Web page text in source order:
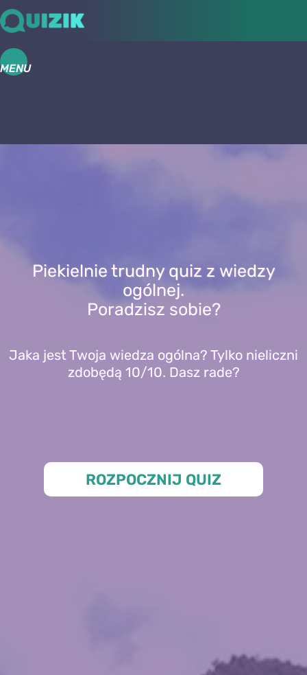
MENU
Piekielnie trudny quiz z wiedzy
ogólnej.
Poradzisz sobie?
Jaka jest Twoja wiedza ogólna? Tylko nieliczni
zdobędą 10/10. Dasz rade?
ROZPOCZNIJ QUIZ